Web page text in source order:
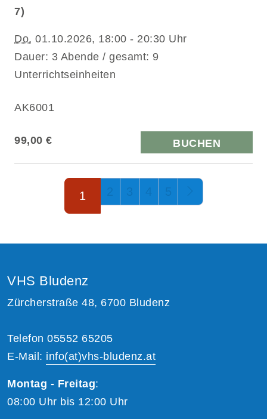
7)
Do. 01.10.2026, 18:00 - 20:30 Uhr
Dauer: 3 Abende / gesamt: 9
Unterrichtseinheiten
AK6001
99,00 € BUCHEN
Seite 1 von 5
1 2 3 4 5
VHS Bludenz
Zürcherstraße 48, 6700 Bludenz
Telefon 05552 65205
E-Mail: info(at)vhs-bludenz.at
Montag - Freitag:
08:00 Uhr bis 12:00 Uhr